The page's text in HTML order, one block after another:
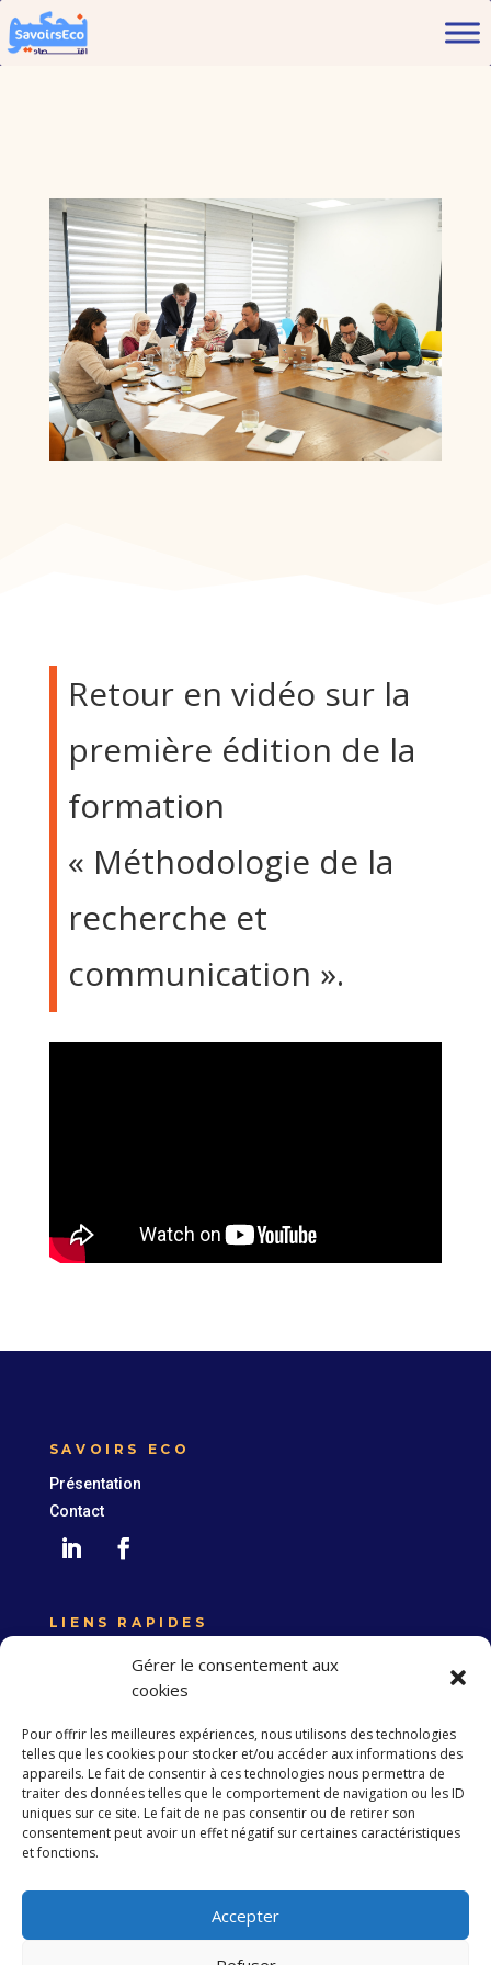
Gérer le consentement aux
cookies
Pour offrir les meilleures expériences, nous utilisons des technologies
telles que les cookies pour stocker et/ou accéder aux informations des
appareils. Le fait de consentir à ces technologies nous permettra de
traiter des données telles que le comportement de navigation ou les ID
uniques sur ce site. Le fait de ne pas consentir ou de retirer son
consentement peut avoir un effet négatif sur certaines caractéristiques
et fonctions.
Accepter
Retour en vidéo sur la
première édition de la
formation
« Méthodologie de la
recherche et
communication ».
SAVOIRS ECO
Présentation
Contact
LIENS RAPIDES
Expertise France
Union européenne
S’abonner à la Newsletter